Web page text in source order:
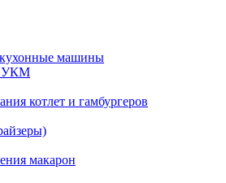
машины
УКМ
котлет и гамбургеров
макарон